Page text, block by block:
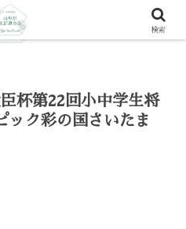
杯第22回小中学生将
ック彩の国さいたま
検索